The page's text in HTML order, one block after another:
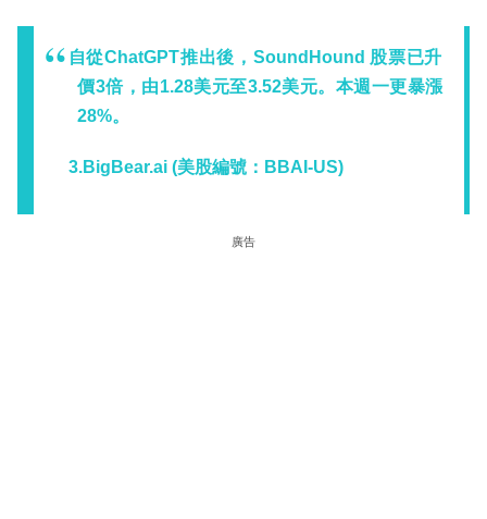
自從ChatGPT推出後，SoundHound 股票已升
價3倍，由1.28美元至3.52美元。本週一更暴漲
28%。
3.BigBear.ai (美股編號：BBAI-US)
廣告